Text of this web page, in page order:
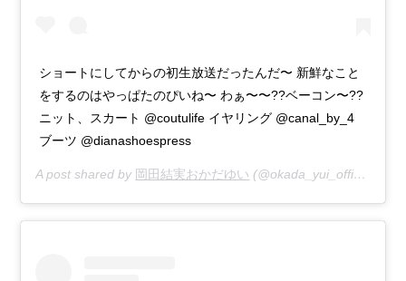
ショートにしてからの初生放送だったんだ〜 新鮮なこと
をするのはやっぱたのぴいね〜 わぁ〜〜??ベーコン〜??
ニット、スカート @coutulife イヤリング @canal_by_4
ブーツ @dianashoespress
A post shared by 岡田結実おかだゆい (@okada_yui_official) on